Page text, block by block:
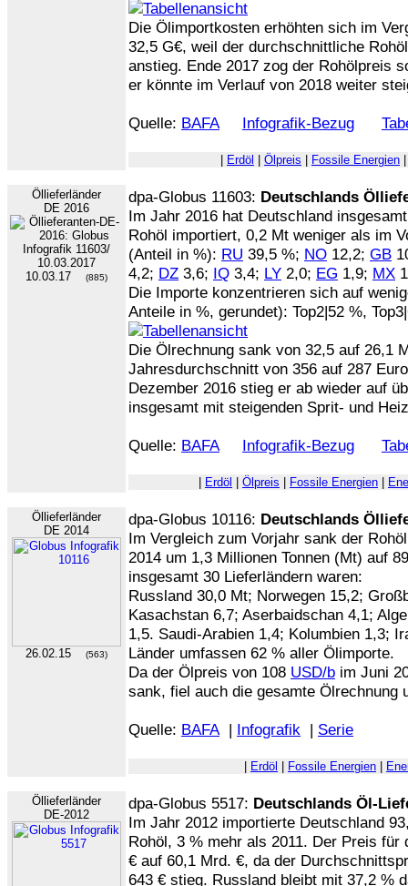
Die Ölimportkosten erhöhten sich im
32,5 G€, weil der durchschnittliche
anstieg. Ende 2017 zog der Rohölpreis
er könnte im Verlauf von 2018 weiter
Quelle: BAFA Infografik-Bezug
Erdöl Ölpreis Fossile Energien
Öllieferländer
DE 2016
10.03.17 (885)
dpa-Globus 11603: Deutschlands
Im Jahr 2016 hat Deutschland
Rohöl importiert, 0,2 Mt weniger als im
(Anteil in %): RU 39,5 %; NO 12,2; GB
4,2; DZ 3,6; IQ 3,4; LY 2,0; EG 1,9; MX
Die Importe konzentrieren sich auf
Anteile in %, gerundet): Top2|52 %,
Die Ölrechnung sank von 32,5 auf 26,1
Jahresdurchschnitt von 356 auf 287
Dezember 2016 stieg er ab wieder auf
insgesamt mit steigenden Sprit- und
Quelle: BAFA Infografik-Bezug
Erdöl Ölpreis Fossile Energien
Öllieferländer
DE 2014
26.02.15 (563)
dpa-Globus 10116: Deutschlands
Im Vergleich zum Vorjahr sank der
2014 um 1,3 Millionen Tonnen (Mt) auf
insgesamt 30 Lieferländern waren:
Russland 30,0 Mt; Norwegen 15,2;
Kasachstan 6,7; Aserbaidschan 4,1;
1,5. Saudi-Arabien 1,4; Kolumbien 1,3;
Länder umfassen 62 % aller Ölimporte.
Da der Ölpreis von 108 USD/b im Juni
sank, fiel auch die gesamte Ölrechnung
Quelle: BAFA| Infografik | Serie
Erdöl Fossile Energien
Öllieferländer
DE-2012
dpa-Globus 5517: Deutschlands Öl-
Im Jahr 2012 importierte Deutschland
Rohöl, 3 % mehr als 2011. Der Preis
€ auf 60,1 Mrd. €, da der
643 € stieg. Russland bleibt mit 37,2 %